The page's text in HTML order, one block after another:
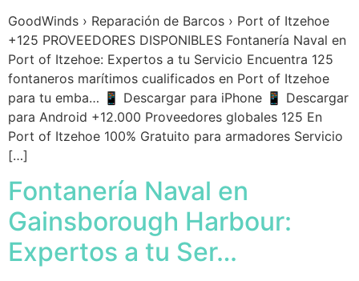
GoodWinds › Reparación de Barcos › Port of Itzehoe
+125 PROVEEDORES DISPONIBLES Fontanería Naval en
Port of Itzehoe: Expertos a tu Servicio Encuentra 125
fontaneros marítimos cualificados en Port of Itzehoe
para tu emba… 📱 Descargar para iPhone 📱 Descargar
para Android +12.000 Proveedores globales 125 En
Port of Itzehoe 100% Gratuito para armadores Servicio
[…]
Fontanería Naval en
Gainsborough Harbour:
Expertos a tu Ser…